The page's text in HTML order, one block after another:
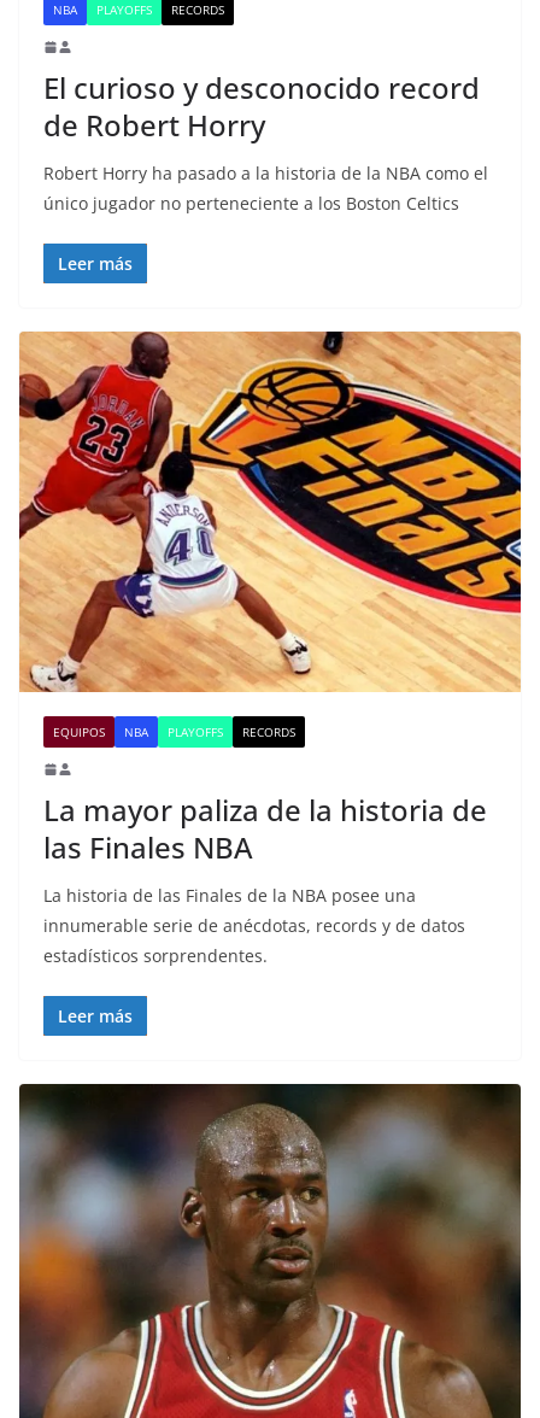
NBA PLAYOFFS RECORDS
El curioso y desconocido record
de Robert Horry
Robert Horry ha pasado a la historia de la NBA como el
único jugador no perteneciente a los Boston Celtics
Leer más
EQUIPOS NBA PLAYOFFS RECORDS
La mayor paliza de la historia de
las Finales NBA
La historia de las Finales de la NBA posee una
innumerable serie de anécdotas, records y de datos
estadísticos sorprendentes.
Leer más